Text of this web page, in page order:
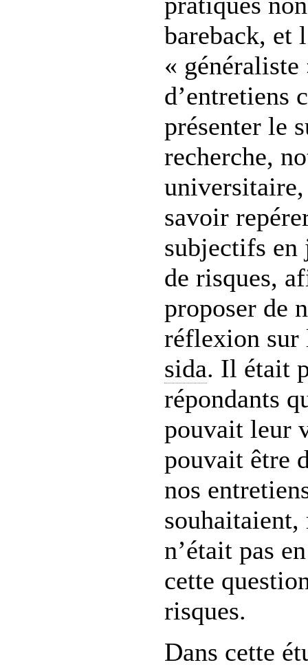
bareback, et
«
d’entretiens
présenter le
recherche,
savoir
subjectifs en
de risques,
proposer de
réflexion sur
sida. Il était
répondants
pouvait leur
pouvait être
nos
souhaitaient,
n’était pas
cette
risques.
Dans cette